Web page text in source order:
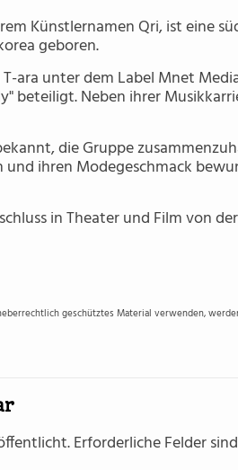
Künstlernamen Qri, ist eine
geboren.
ara unter dem Label Mnet
beteiligt. Neben ihrer
die Gruppe
ihren Modegeschmack
in Theater und Film von
geschütztes Material verwenden,
Erforderliche Felder